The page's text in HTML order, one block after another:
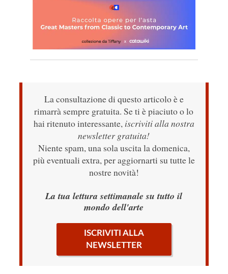
La consultazione di questo articolo è e
rimarrà sempre gratuita. Se ti è piaciuto o lo
hai ritenuto interessante, iscriviti alla nostra
newsletter gratuita!
Niente spam, una sola uscita la domenica,
più eventuali extra, per aggiornarti su tutte le
nostre novità!
La tua lettura settimanale su tutto il
mondo dell'arte
ISCRIVITI ALLA
NEWSLETTER